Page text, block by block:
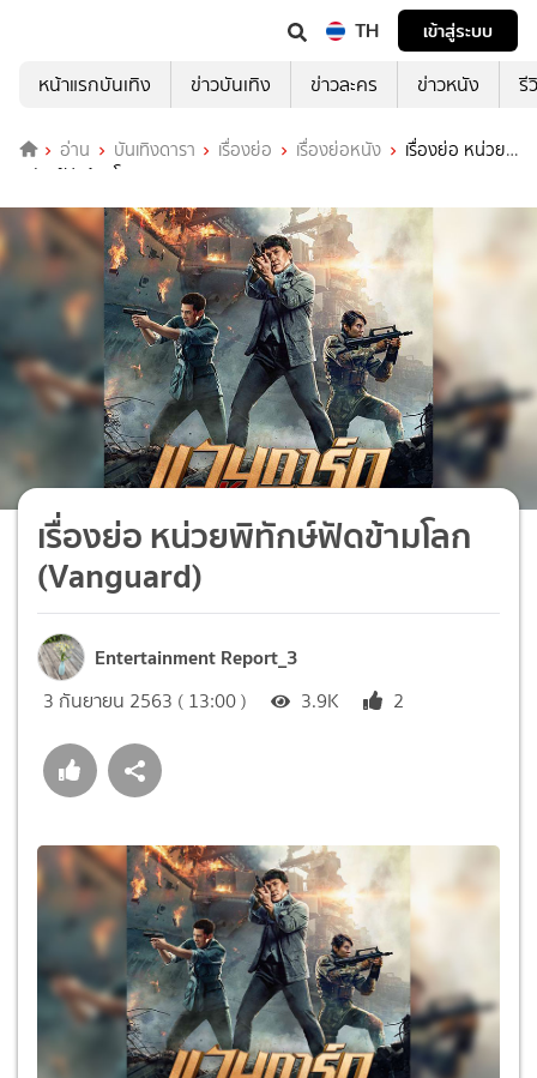
TH
เข้าสู่ระบบ
หน้าแรกบันเทิง
ข่าวบันเทิง ข่าวละคร ข่าวหนัง รี
อ่าน บันเทิงดารา เรื่องย่อ เรื่องย่อหนัง
เรื่องย่อ หน่วย
พิทักษ์ฟัดข้ามโลก (Vanguard)
เรื่องย่อ หน่วยพิทักษ์ฟัดข้ามโลก
(Vanguard)
Entertainment Report_3
3 กันยายน 2563 ( 13:00 ) 3.9K 2